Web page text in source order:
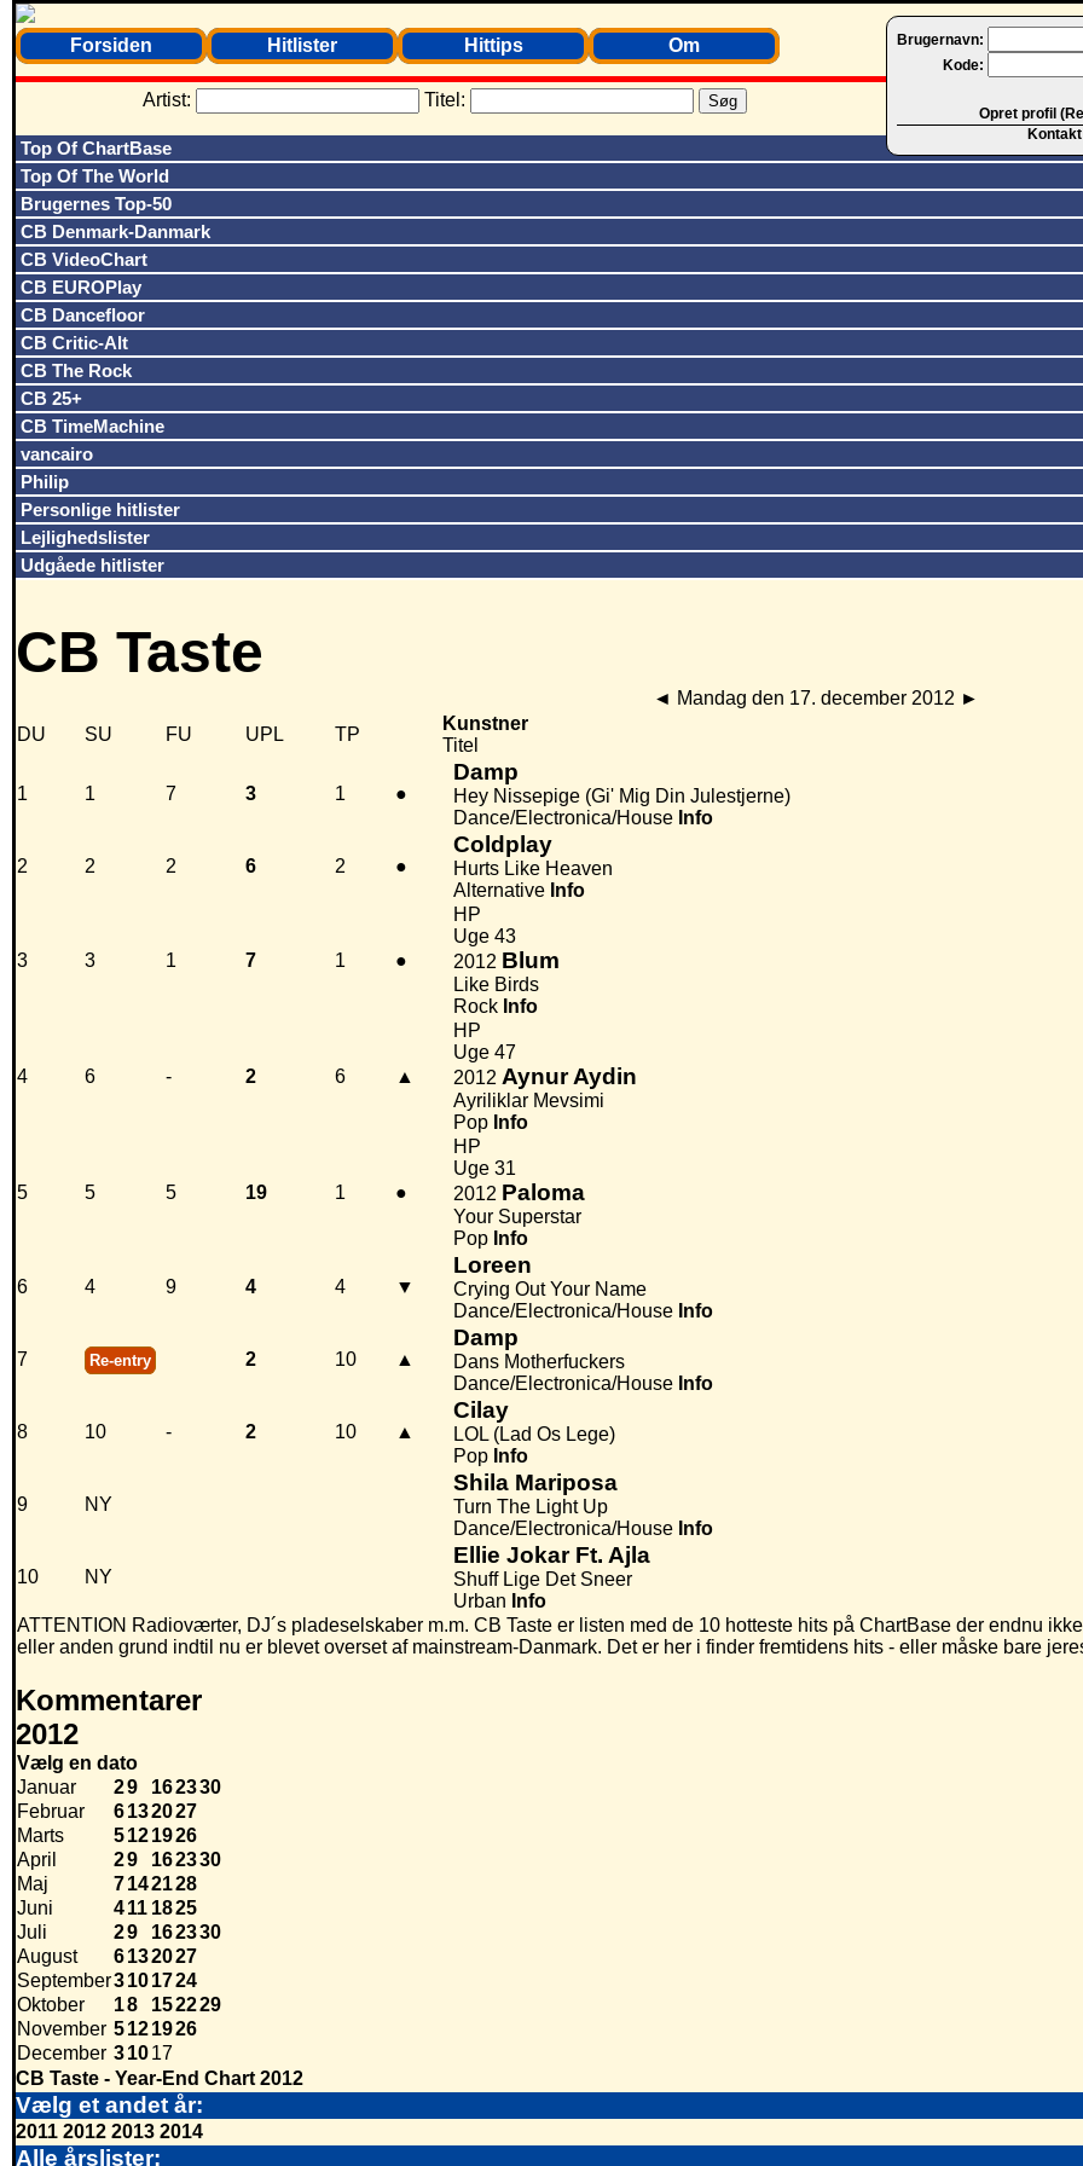
Brugernavn:
Kode:
Opret profil
Kontakt
Forsiden Hitlister Hittips Om
Artist: Titel:
Top Of ChartBase
Top Of The World
Brugernes Top-50
CB Denmark-Danmark
CB VideoChart
CB EUROPlay
CB Dancefloor
CB Critic-Alt
CB The Rock
CB 25+
CB TimeMachine
vancairo
Philip
Personlige hitlister
Lejlighedslister
Udgåede hitlister
CB Taste
◄ Mandag den 17. december 2012 ►
DU
SU FU UPL TP
Kunstner
Titel
1 1 7 3 1 ●
Damp
Hey Nissepige (Gi' Mig Din Julestjerne)
Dance/Electronica/House Info
2 2 2 6 2 ●
Coldplay
Hurts Like Heaven
Alternative Info
3 3 1 7 1 ●
HP
Uge 43
2012 Blum
Like Birds
Rock Info
4 6 - 2 6 ▲
HP
Uge 47
2012 Aynur Aydin
Ayriliklar Mevsimi
Pop Info
5 5 5 19 1 ●
HP
Uge 31
2012 Paloma
Your Superstar
Pop Info
6 4 9 4 4 ▼
Loreen
Crying Out Your Name
Dance/Electronica/House Info
7 Re-entry 2 10 ▲
Damp
Dans Motherfuckers
Dance/Electronica/House Info
8 10 - 2 10 ▲
Cilay
LOL (Lad Os Lege)
Pop Info
9 NY
Shila Mariposa
Turn The Light Up
Dance/Electronica/House Info
10 NY
Ellie Jokar Ft. Ajla
Shuff Lige Det Sneer
Urban Info
ATTENTION Radioværter, DJ´s pladeselskaber m.m. CB Taste er listen med de 10 hotteste hits på ChartBase der endnu
eller anden grund indtil nu er blevet overset af mainstream-Danmark. Det er her i finder fremtidens hits - eller måske bare
Kommentarer
2012
Vælg en dato
Januar
29 162330
Februar
6132027
Marts
5121926
April
29 162330
Maj
7142128
Juni
411 1825
Juli
29 162330
August
6132027
September3101724
Oktober
18 152229
November 5121926
December 31017
CB Taste - Year-End Chart 2012
Vælg et andet år:
2011 2012 2013 2014
Alle årslister: